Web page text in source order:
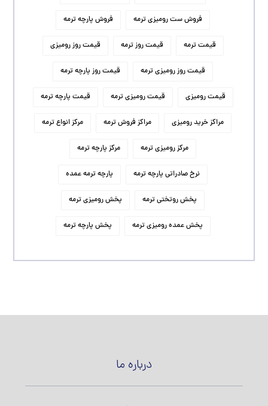
فروش ست رومیزی ترمه فروش پارچه ترمه
قیمت ترمه قیمت روز ترمه قیمت روز رومیزی
قیمت روز رومیزی ترمه قیمت روز پارچه ترمه
قیمت رومیزی قیمت رومیزی ترمه قیمت پارچه ترمه
مراکز خرید رومیزی مراکز فروش ترمه مرکز انواع ترمه
مرکز رومیزی ترمه مرکز پارچه ترمه
نرخ صادراتی پارچه ترمه پارچه ترمه عمده
پخش روتختی ترمه پخش رومیزی ترمه
پخش عمده رومیزی ترمه پخش پارچه ترمه
درباره ما